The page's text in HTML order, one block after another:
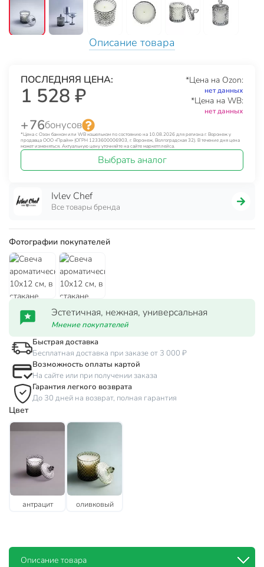
Описание товара
ПОСЛЕДНЯЯ ЦЕНА:
1 528 ₽
*Цена на Ozon:
нет данных
*Цена на WB:
нет данных
+ 76бонусов
*Цена с Озон банком или WB кошельком по состоянию на 10.08.2026 для региона г. Воронеж у
продавца ООО «Прайм» (ОГРН 1233600006903, г. Воронеж, Волгоградская 32). В течение дня цена
может изменяться. Актуальную цену уточняйте на сайте маркетплейса.
Выбрать аналог
Ivlev Chef
Все товары бренда
Фотографии покупателей
Эстетичная, нежная, универсальная
Мнение покупателей
Быстрая доставка
Бесплатная доставка при заказе от 3 000 ₽
Возможность оплаты картой
На сайте или при получении заказа
Гарантия легкого возврата
До 30 дней на возврат, полная гарантия
Цвет
антрацит оливковый
Описание товара